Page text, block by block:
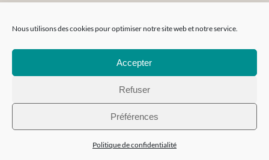
Nous utilisons des cookies pour optimiser notre site web et notre service.
Accepter
Refuser
Préférences
Politique de confidentialité
Parc Atlais | 72 rue Cassiopée